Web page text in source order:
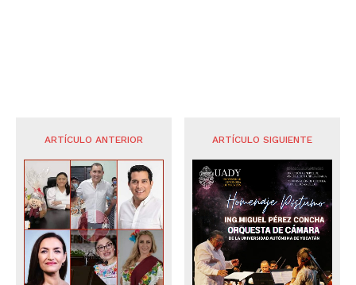
ARTÍCULO ANTERIOR ARTÍCULO SIGUIENTE